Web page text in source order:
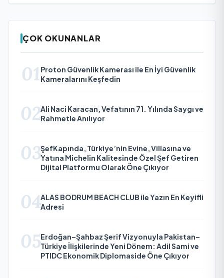
ÇOK OKUNANLAR
01 Proton Güvenlik Kamerası ile En İyi Güvenlik
Kameralarını Keşfedin
02Ali Naci Karacan, Vefatının 71. Yılında Saygı ve
Rahmetle Anılıyor
03ŞefKapında, Türkiye’nin Evine, Villasına ve
Yatına Michelin Kalitesinde Özel Şef Getiren
Dijital Platformu Olarak Öne Çıkıyor
04ALAS BODRUM BEACH CLUB ile Yazın En Keyifli
Adresi
05Erdoğan–Şahbaz Şerif Vizyonuyla Pakistan–
Türkiye İlişkilerinde Yeni Dönem: Adil Sami ve
PTIDC Ekonomik Diplomaside Öne Çıkıyor